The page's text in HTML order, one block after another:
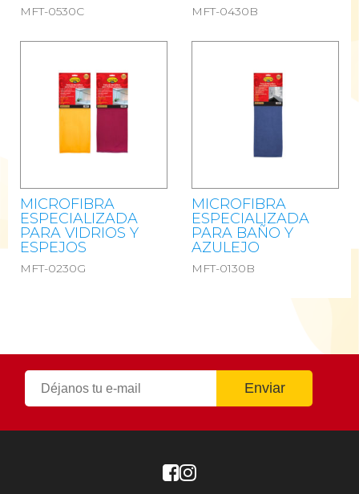
MFT-0530C MFT-0430B
MICROFIBRA
ESPECIALIZADA
PARA VIDRIOS Y
ESPEJOS
MFT-0230G
MICROFIBRA
ESPECIALIZADA
PARA BAÑO Y
AZULEJO
MFT-0130B